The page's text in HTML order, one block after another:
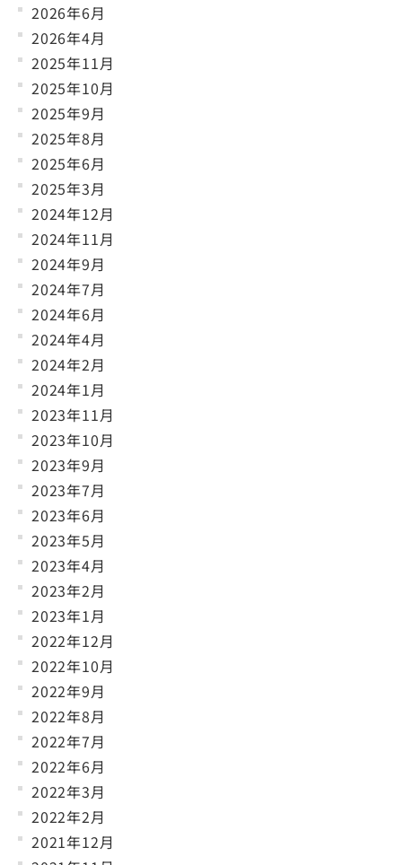
2026年6月
2026年4月
2025年11月
2025年10月
2025年9月
2025年8月
2025年6月
2025年3月
2024年12月
2024年11月
2024年9月
2024年7月
2024年6月
2024年4月
2024年2月
2024年1月
2023年11月
2023年10月
2023年9月
2023年7月
2023年6月
2023年5月
2023年4月
2023年2月
2023年1月
2022年12月
2022年10月
2022年9月
2022年8月
2022年7月
2022年6月
2022年3月
2022年2月
2021年12月